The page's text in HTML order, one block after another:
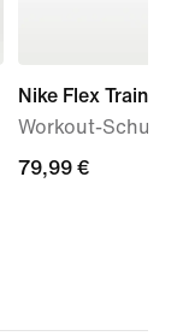
Nike Flex Train
Workout-Schuh
79,99 €
79,99 €